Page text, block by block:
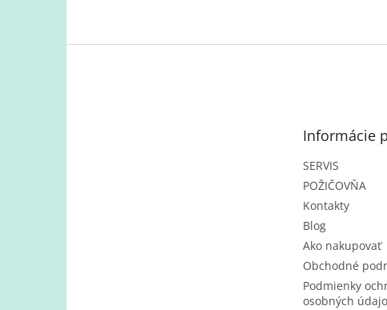
Informácie
SERVIS
POŽIČOVŇA
Kontakty
Blog
Ako nakupovať
Obchodné
Podmienky
osobných